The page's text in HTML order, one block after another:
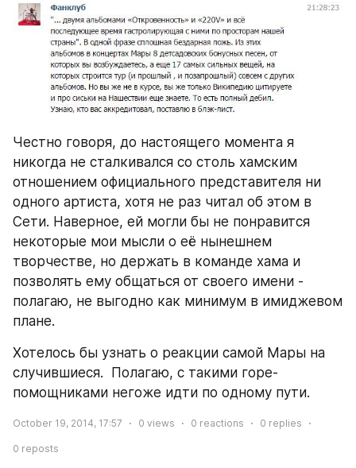
Честно говоря, до настоящего момента я
никогда не сталкивался со столь хамским
отношением официального представителя ни
одного артиста, хотя не раз читал об этом в
Сети. Наверное, ей могли бы не понравится
некоторые мои мысли о её нынешнем
творчестве, но держать в команде хама и
позволять ему общаться от своего имени -
полагаю, не выгодно как минимум в имиджевом
плане.
Хотелось бы узнать о реакции самой Мары на
случившиеся.  Полагаю, с такими горе-
помощниками негоже идти по одному пути.
October 19, 2014, 17:57 0 views 0 reactions 0 replies
0 reposts